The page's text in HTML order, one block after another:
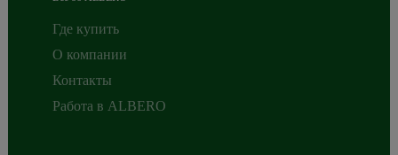
Где купить
О компании
Контакты
Работа в ALBERO